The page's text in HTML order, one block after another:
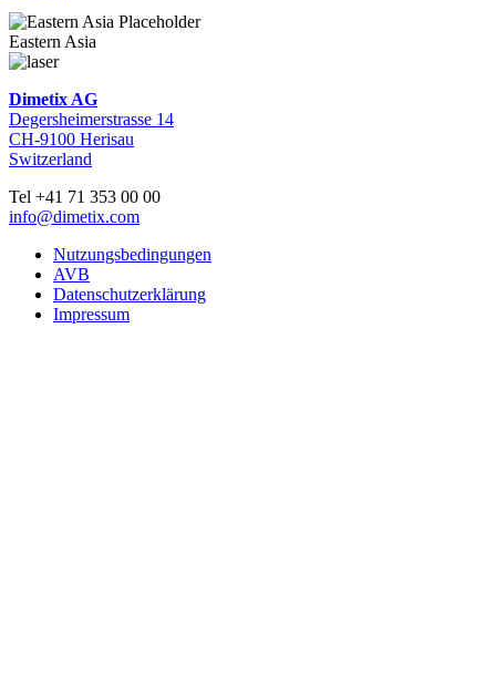
Eastern Asia
Dimetix AG
Degersheimerstrasse 14
CH-9100 Herisau
Switzerland
Tel +41 71 353 00 00
info@dimetix.com
Nutzungsbedingungen
AVB
Datenschutzerklärung
Impressum